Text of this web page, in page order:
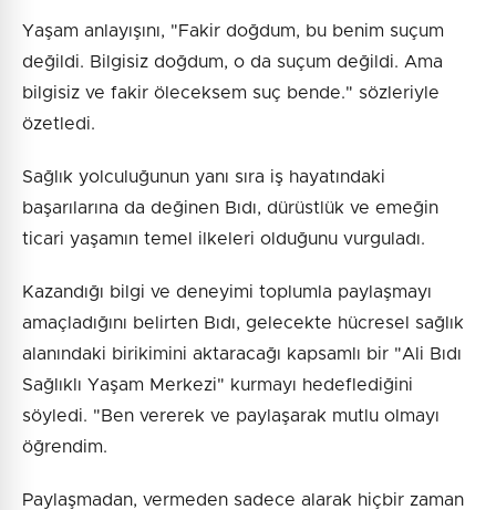
Yaşam anlayışını, "Fakir doğdum, bu benim suçum
değildi. Bilgisiz doğdum, o da suçum değildi. Ama
bilgisiz ve fakir öleceksem suç bende." sözleriyle
özetledi.
Sağlık yolculuğunun yanı sıra iş hayatındaki
başarılarına da değinen Bıdı, dürüstlük ve emeğin
ticari yaşamın temel ilkeleri olduğunu vurguladı.
Kazandığı bilgi ve deneyimi toplumla paylaşmayı
amaçladığını belirten Bıdı, gelecekte hücresel sağlık
alanındaki birikimini aktaracağı kapsamlı bir "Ali Bıdı
Sağlıklı Yaşam Merkezi" kurmayı hedeflediğini
söyledi. "Ben vererek ve paylaşarak mutlu olmayı
öğrendim.
Paylaşmadan, vermeden sadece alarak hiçbir zaman